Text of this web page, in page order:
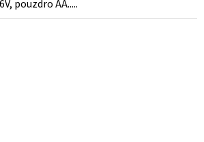
pouzdro AA.....